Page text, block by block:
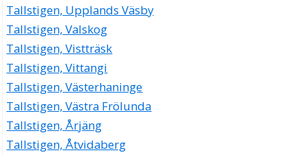
Tallstigen, Upplands Väsby
Tallstigen, Valskog
Tallstigen, Vistträsk
Tallstigen, Vittangi
Tallstigen, Västerhaninge
Tallstigen, Västra Frölunda
Tallstigen, Årjäng
Tallstigen, Åtvidaberg